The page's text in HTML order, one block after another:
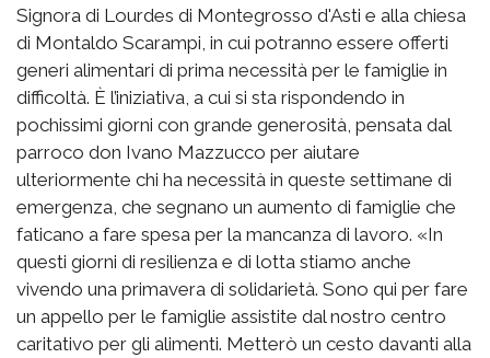
Signora di Lourdes di Montegrosso d'Asti e alla chiesa
di Montaldo Scarampi, in cui potranno essere offerti
generi alimentari di prima necessità per le famiglie in
difficoltà. È l’iniziativa, a cui si sta rispondendo in
pochissimi giorni con grande generosità, pensata dal
parroco don Ivano Mazzucco per aiutare
ulteriormente chi ha necessità in queste settimane di
emergenza, che segnano un aumento di famiglie che
faticano a fare spesa per la mancanza di lavoro. «In
questi giorni di resilienza e di lotta stiamo anche
vivendo una primavera di solidarietà. Sono qui per fare
un appello per le famiglie assistite dal nostro centro
caritativo per gli alimenti. Metterò un cesto davanti alla